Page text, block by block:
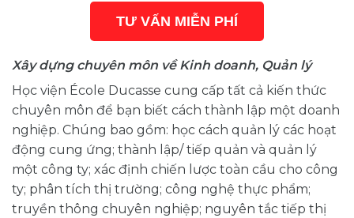
TƯ VẤN MIỄN PHÍ
Xây dựng chuyên môn về Kinh doanh, Quản lý
Học viện École Ducasse cung cấp tất cả kiến thức
chuyên môn để bạn biết cách thành lập một doanh
nghiệp. Chúng bao gồm: học cách quản lý các hoạt
động cung ứng; thành lập/ tiếp quản và quản lý
một công ty; xác định chiến lược toàn cầu cho công
ty; phân tích thị trường; công nghệ thực phẩm;
truyền thông chuyên nghiệp; nguyên tắc tiếp thị